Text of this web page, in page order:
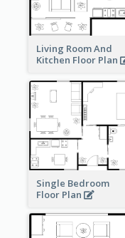
Living Room And
Kitchen Floor Plan
Single Bedroom
Floor Plan